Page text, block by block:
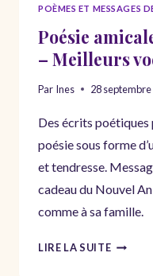
POÈMES ET MESSAGES
Poésie
– Meilleurs
Par Ines 28 septembre
Des écrits
poésie sous forme
et tendresse.
cadeau du Nouvel
comme à sa famille.
LIRE LA SUITEPOÉSIE